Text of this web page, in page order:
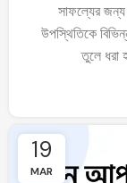
সাফল্যের
উপস্থিতিকে
তুলে ধরা
19
MAR